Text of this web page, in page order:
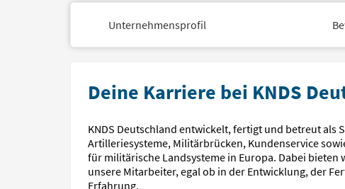
Unternehmensprofil
Deine Karriere bei KNDS
KNDS Deutschland entwickelt, fertigt und betreut
Artilleriesysteme, Militärbrücken, Kundenservice
für militärische Landsysteme in Europa. Dabei
unsere Mitarbeiter, egal ob in der Entwicklung, der
Erfahrung.